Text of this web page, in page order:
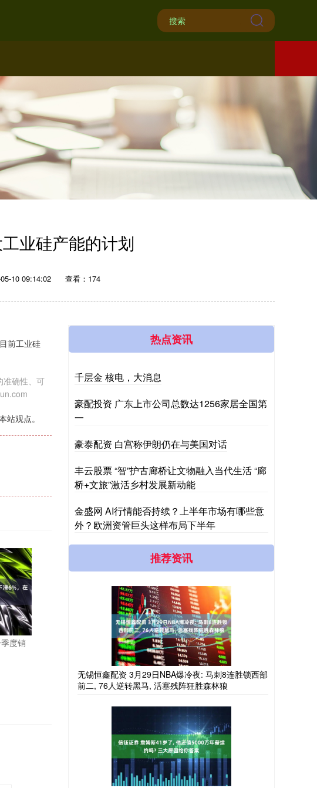
业硅产能的计划
10 09:14:02 查看：174
前工业硅
准确性、可
站观点。
度销
热点资讯
千层金 核电，大消息
豪配投资 广东上市公司总数达1256家居全国第
一
豪泰配资 白宫称伊朗仍在与美国对话
丰云股票 “智”护古廊桥让文物融入当代生活 “廊
桥+文旅”激活乡村发展新动能
金盛网 AI行情能否持续？上半年市场有哪些意
外？欧洲资管巨头这样布局下半年
推荐资讯
无锡恒鑫配资 3月29日NBA爆冷夜: 马刺8连胜锁西部
前二, 76人逆转黑马, 活塞残阵狂胜森林狼